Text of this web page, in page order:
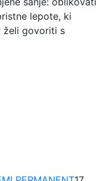
lepote, ki
želi govoriti s